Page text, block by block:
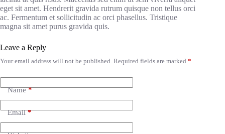
eget sit amet. Hendrerit gravida rutrum quisque non tellus orci
ac. Fermentum et sollicitudin ac orci phasellus. Tristique
magna sit amet purus gravida quis.
Leave a Reply
Your email address will not be published. Required fields are marked *
Name*
Email*